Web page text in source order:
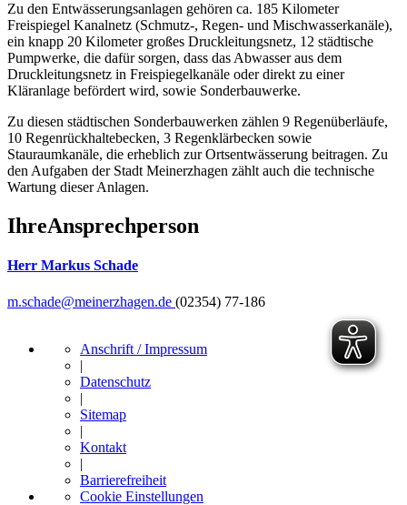
Zu den Entwässerungsanlagen gehören ca. 185 Kilometer
Freispiegel Kanalnetz (Schmutz-, Regen- und Mischwasserkanäle),
ein knapp 20 Kilometer großes Druckleitungsnetz, 12 städtische
Pumpwerke, die dafür sorgen, dass das Abwasser aus dem
Druckleitungsnetz in Freispiegelkanäle oder direkt zu einer
Kläranlage befördert wird, sowie Sonderbauwerke.
Zu diesen städtischen Sonderbauwerken zählen 9 Regenüberläufe,
10 Regenrückhaltebecken, 3 Regenklärbecken sowie
Stauraumkanäle, die erheblich zur Ortsentwässerung beitragen. Zu
den Aufgaben der Stadt Meinerzhagen zählt auch die technische
Wartung dieser Anlagen.
IhreAnsprechperson
Herr Markus Schade
m.schade@meinerzhagen.de (02354) 77-186
Anschrift / Impressum
|
Datenschutz
|
Sitemap
|
Kontakt
|
Barrierefreiheit
Cookie Einstellungen